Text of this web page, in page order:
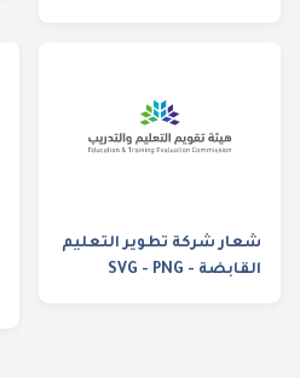
شعار شركة تطوير التعليم
القابضة - SVG - PNG